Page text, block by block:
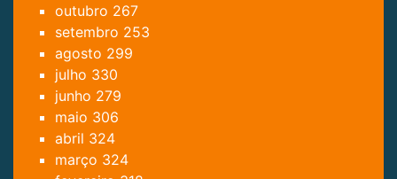
outubro 267
setembro 253
agosto 299
julho 330
junho 279
maio 306
abril 324
março 324